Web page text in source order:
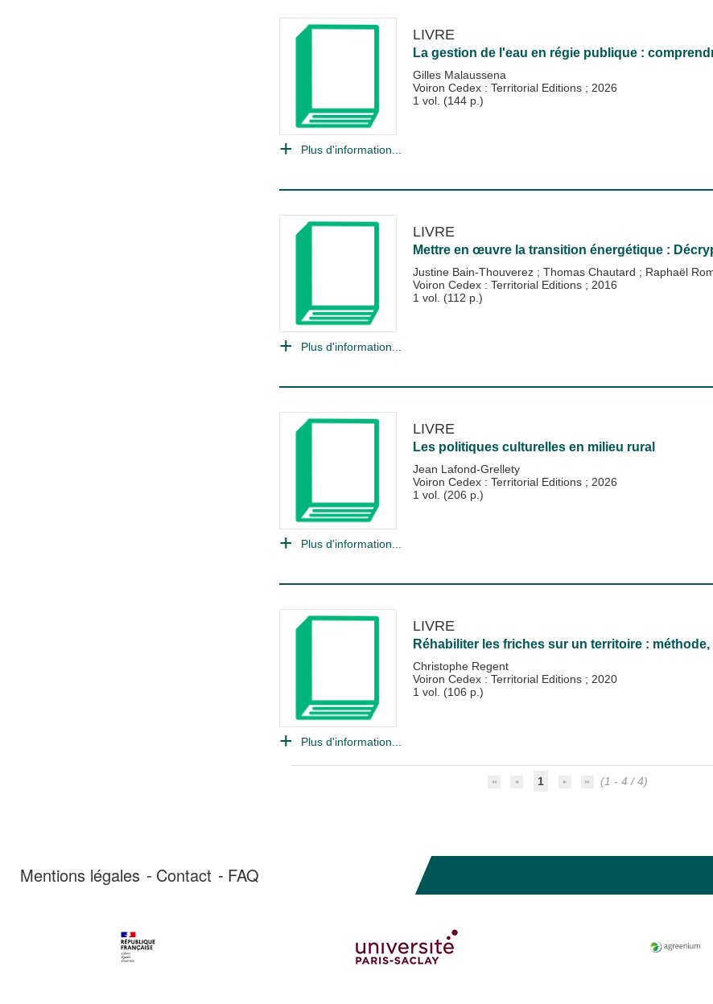
LIVRE
La gestion de l'eau en régie publique :
Gilles Malaussena
Voiron Cedex : Territorial Editions ; 2026
1 vol. (144 p.)
Plus d'information...
LIVRE
Mettre en œuvre la transition énergétique :
Justine Bain-Thouverez ; Thomas Chautard ; Raphaël
Voiron Cedex : Territorial Editions ; 2016
1 vol. (112 p.)
Plus d'information...
LIVRE
Les politiques culturelles en milieu rural
Jean Lafond-Grellety
Voiron Cedex : Territorial Editions ; 2026
1 vol. (206 p.)
Plus d'information...
LIVRE
Réhabiliter les friches sur un territoire :
Christophe Regent
Voiron Cedex : Territorial Editions ; 2020
1 vol. (106 p.)
Plus d'information...
1 (1 - 4 / 4)
Mentions légales Contact FAQ